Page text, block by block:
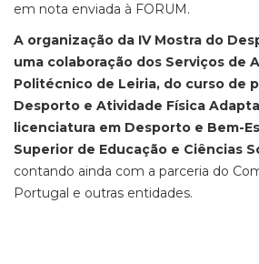
em nota enviada à FORUM.
A organização da IV Mostra do
uma colaboração dos Serviços de
Politécnico de Leiria, do curso de
Desporto e Atividade Física
licenciatura em Desporto e Bem-
Superior de Educação e Ciências
contando ainda com a parceria do
Portugal e outras entidades.